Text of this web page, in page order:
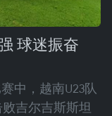
球迷振奋
中，越南U23队
吉尔吉斯斯坦